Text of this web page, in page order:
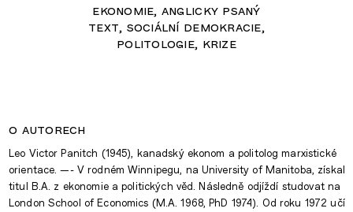
ekonomie anglicky psaný
text sociální demokracie
politologie krize
o autorech
Leo Victor Panitch (1945), kanadský ekonom a politolog marxistické
orientace. —- V rodném Winnipegu, na University of Manitoba, získal
titul B.A. z ekonomie a politických věd. Následně odjíždí studovat na
London School of Economics (M.A. 1968, PhD 1974). Od roku 1972 učí